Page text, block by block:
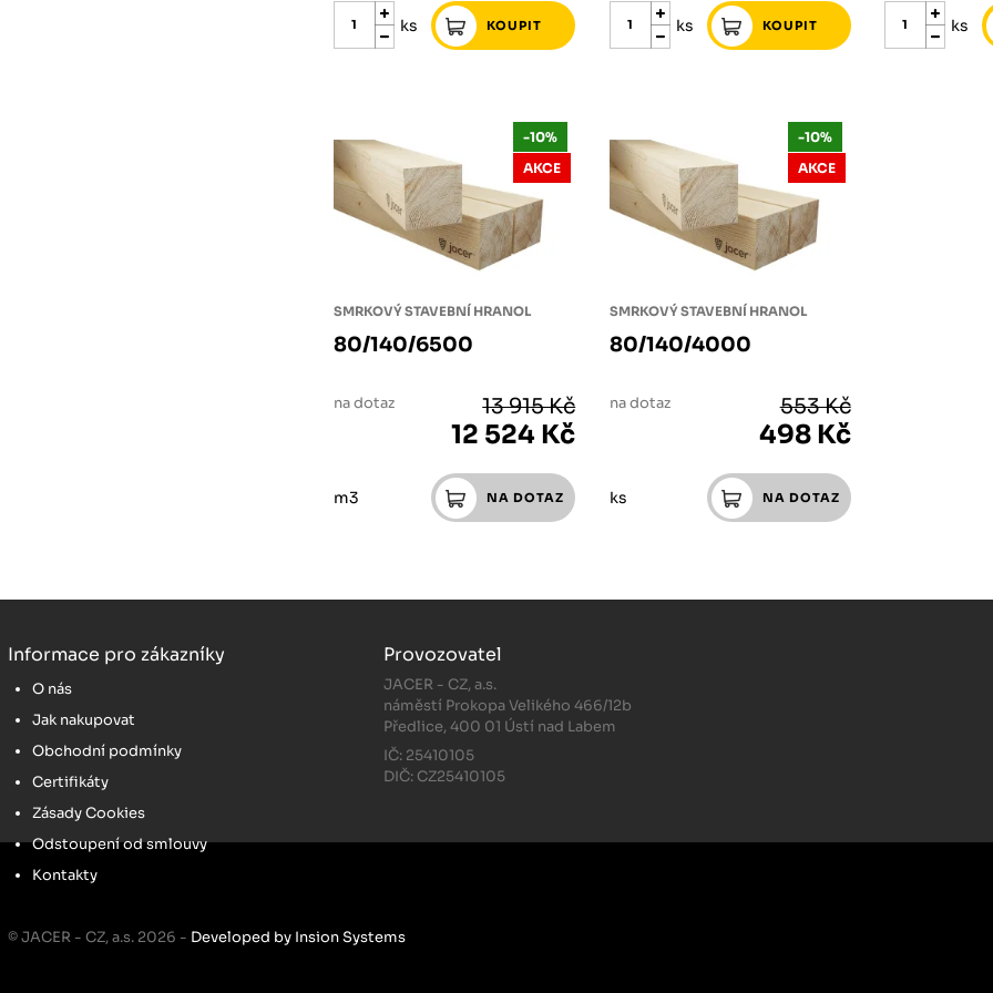
ks ks ks
SMRKOVÝ STAVEBNÍ HRANOL
80/140/6500
-10%
AKCE
na dotaz 13 915 Kč
12 524 Kč
m3
SMRKOVÝ STAVEBNÍ HRANOL
80/140/4000
-10%
AKCE
na dotaz 553 Kč
498 Kč
ks
Informace pro zákazníky
O nás
Jak nakupovat
Obchodní podmínky
Certifikáty
Zásady Cookies
Odstoupení od smlouvy
Kontakty
Provozovatel
JACER - CZ, a.s.
náměstí Prokopa Velikého 466/12b
Předlice, 400 01 Ústí nad Labem
IČ: 25410105
DIČ: CZ25410105
© JACER - CZ, a.s. 2026 - Developed by Insion Systems